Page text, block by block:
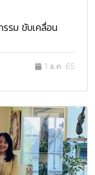
รม ขับเคลื่อน
1 ธ.ค. 65